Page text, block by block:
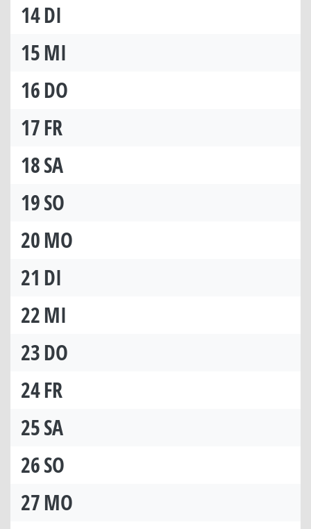
14DI
15MI
16DO
17FR
18SA
19SO
20MO
21 DI
22MI
23DO
24FR
25SA
26SO
27MO